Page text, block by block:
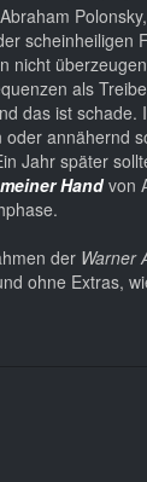
scheinheiligen
als
das ist
annähernd
Jahr später
Handvon
der Warner
ohne Extras,